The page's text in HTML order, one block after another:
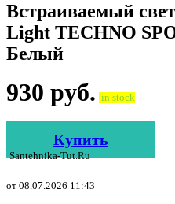
Встраиваемый
Light TECHNO
Белый
930 руб. in stock
Купить
Santehnika-Tut.ru
от 08.07.2026 11:43